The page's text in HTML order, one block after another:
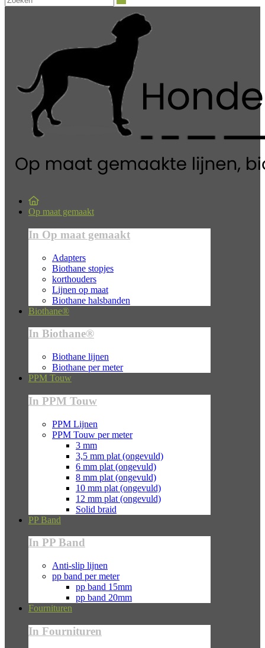
Op maat gemaakt
In Op maat gemaakt
Adapters
Biothane stopjes
korthouders
Lijnen op maat
Biothane halsbanden
Biothane®
In Biothane®
Biothane lijnen
Biothane per meter
PPM Touw
In PPM Touw
PPM Lijnen
PPM Touw per meter
3 mm
3,5 mm plat (ongevuld)
6 mm plat (ongevuld)
8 mm plat (ongevuld)
10 mm plat (ongevuld)
12 mm plat (ongevuld)
Solid braid
PP Band
In PP Band
Anti-slip lijnen
pp band per meter
pp band 15mm
pp band 20mm
Fournituren
In Fournituren